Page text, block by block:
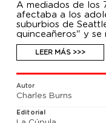
A mediados de los
afectaba a los
suburbios de
quinceañeros" y se
síntomas de lo más
fue demasiado
vez un sarpullido.
en monstruos. Y no
Una vez contraías
en aquello para
Edición revisada y
LEER MÁS >>>
Autor
Charles Burns
Editorial